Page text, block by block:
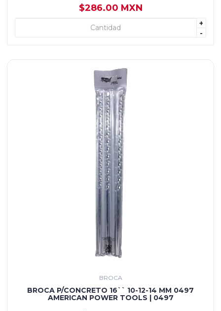
$286.00 MXN
+
-
+ AGREGAR
BROCA
BROCA P/CONCRETO 16`` 10-12-14 MM 0497
AMERICAN POWER TOOLS | 0497